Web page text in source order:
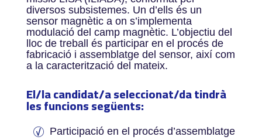
diversos subsistemes. Un d’ells és un
sensor magnètic a on s’implementa
modulació del camp magnètic. L’objectiu del
lloc de treball és participar en el procés de
fabricació i assemblatge del sensor, així com
a la caracterització del mateix.
El/la candidat/a seleccionat/da tindrà
les funcions següents:
Participació en el procés d’assemblatge